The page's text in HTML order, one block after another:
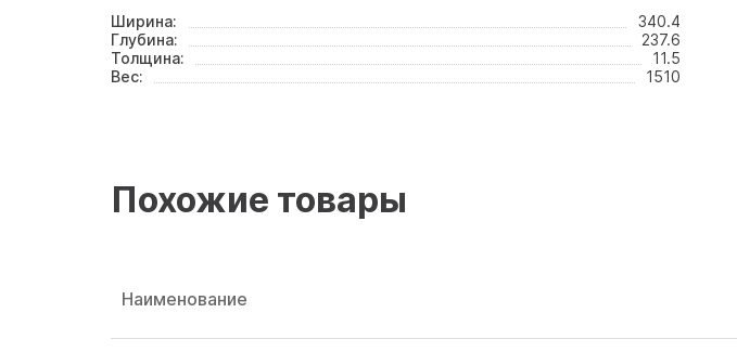
Ширина:
340.4
Глубина:
237.6
Толщина:
11.5
Вес:
1510
Похожие товары
Наименование